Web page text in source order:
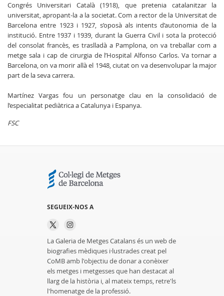
Congrés Universitari Català (1918), que pretenia catalanitzar la
universitat, apropant-la a la societat. Com a rector de la Universitat de
Barcelona entre 1923 i 1927, s’oposà als intents d’autonomia de la
institució. Entre 1937 i 1939, durant la Guerra Civil i sota la protecció
del consolat francès, es traslladà a Pamplona, on va treballar com a
metge sala i cap de cirurgia de l’Hospital Alfonso Carlos. Va tornar a
Barcelona, on va morir allà el 1948, ciutat on va desenvolupar la major
part de la seva carrera.
Martínez Vargas fou un personatge clau en la consolidació de
l’especialitat pediàtrica a Catalunya i Espanya.
FSC
SEGUEIX-NOS A
La Galeria de Metges Catalans és un web de
biografies mèdiques i·lustrades creat pel
CoMB amb l'objectiu de donar a conèixer
els metges i metgesses que han destacat al
llarg de la història i, al mateix temps, retre'ls
l'homenatge de la professió.